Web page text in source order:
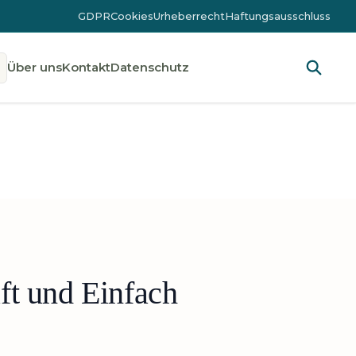
GDPRCookiesUrheberrechtHaftungsausschluss
Über unsKontaktDatenschutz
und Einfach